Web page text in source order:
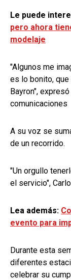
Le puede
pero ahora
modelaje
"Algunos me
es lo bonito,
Bayron",
comunicaciones
A su voz se
de un recorrido.
"Un orgullo
el servicio",
Lea además:
evento para
Durante esta
diferentes
celebrar su